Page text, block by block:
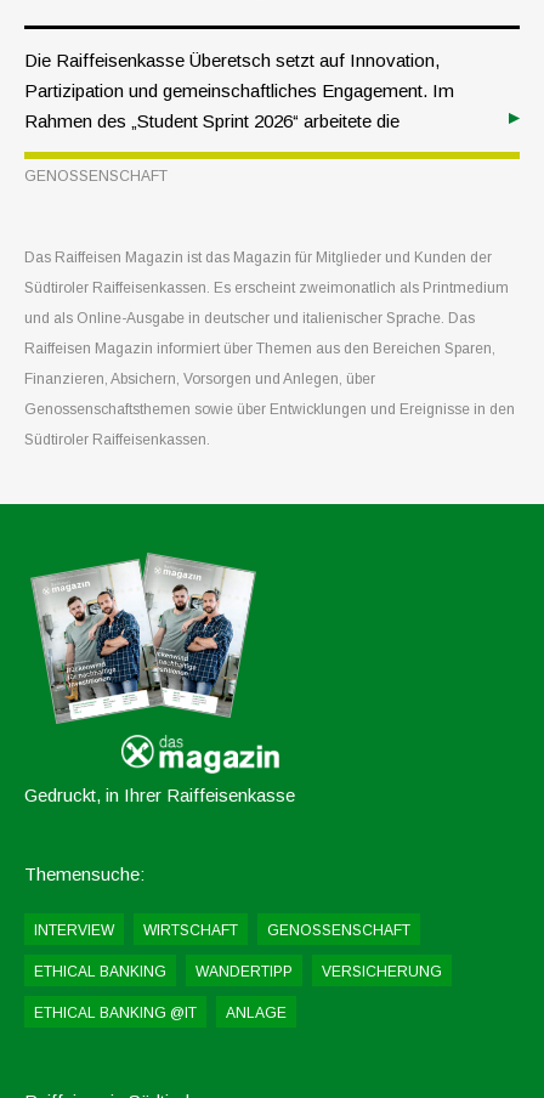
Die Raiffeisenkasse Überetsch setzt auf Innovation,
Partizipation und gemeinschaftliches Engagement. Im
Rahmen des „Student Sprint 2026“ arbeitete die
Raiffeisenkasse gemeinsam mit jungen Menschen aus
ganz Europa eine Woche lang intensiv am Thema
GENOSSENSCHAFT
Das Raiffeisen Magazin ist das Magazin für Mitglieder und Kunden der
Südtiroler Raiffeisenkassen. Es erscheint zweimonatlich als Printmedium
und als Online-Ausgabe in deutscher und italienischer Sprache. Das
Raiffeisen Magazin informiert über Themen aus den Bereichen Sparen,
Finanzieren, Absichern, Vorsorgen und Anlegen, über
Genossenschaftsthemen sowie über Entwicklungen und Ereignisse in den
Südtiroler Raiffeisenkassen.
Gedruckt, in Ihrer Raiffeisenkasse
Themensuche:
INTERVIEW WIRTSCHAFT GENOSSENSCHAFT
ETHICAL BANKING WANDERTIPP VERSICHERUNG
ETHICAL BANKING @IT ANLAGE